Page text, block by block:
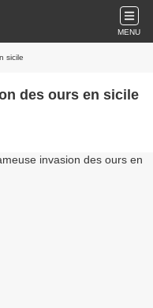
MENU
sicile
des ours en sicile